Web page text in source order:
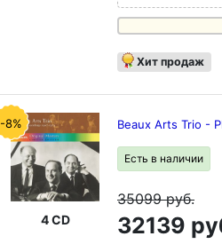
Хит продаж
-8%
4 CD
Beaux Arts Trio -
Есть в наличии
35099руб.
32139